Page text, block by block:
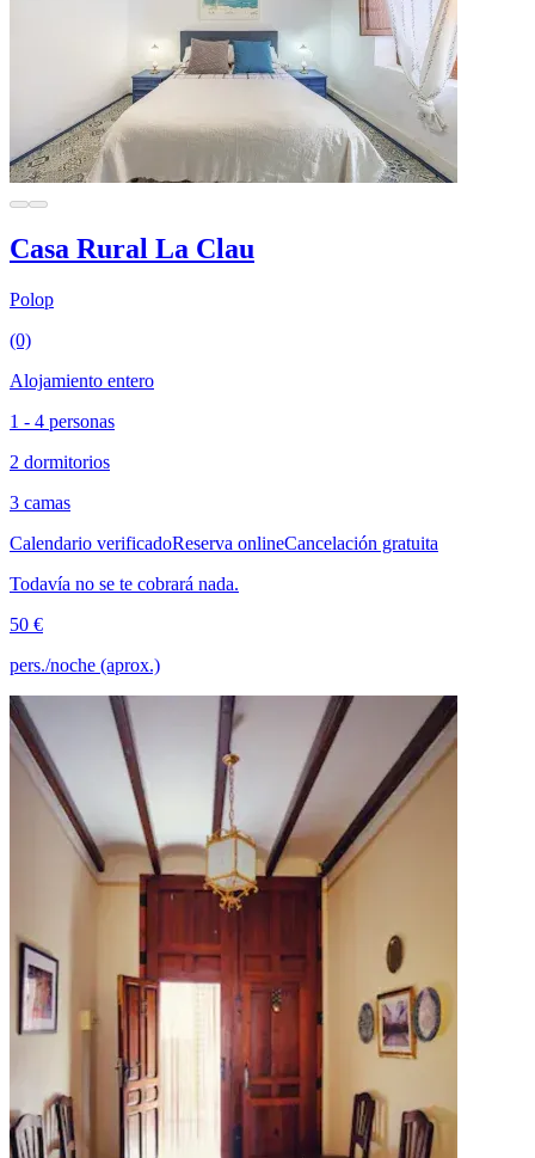
Casa Rural La Clau
Polop
(0)
Alojamiento entero
1 - 4 personas
2 dormitorios
3 camas
Calendario verificadoReserva onlineCancelación gratuita
Todavía no se te cobrará nada.
50 €
pers./noche (aprox.)